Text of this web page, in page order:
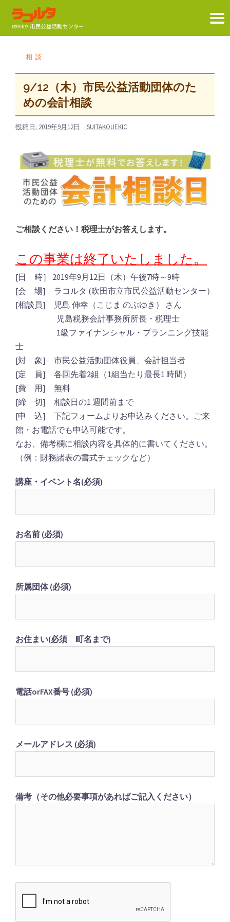
相談
9/12（木）市民公益活動団体のた
めの会計相談
投稿日: 2019年9月12日 SUITAKOUEKIC
ご相談ください！税理士がお答えします。
この事業は終了いたしました。
[日 時］ 2019年9月12日（木）午後7時～9時
[会 場] ラコルタ (吹田市立市民公益活動センター）
[相談員] 児島 伸幸（こじま のぶゆき） さん
児島税務会計事務所所長・税理士
1級ファイナンシャル・プランニング技能
士
[対 象] 市民公益活動団体役員、会計担当者
[定 員] 各回先着2組（1組当たり最長1 時間）
[費 用] 無料
[締 切] 相談日の1 週間前まで
[申 込] 下記フォームよりお申込みください。ご来
館・お電話でも申込可能です。
なお、備考欄に相談内容を具体的に書いてください。
（例：財務諸表の書式チェックなど）
講座・イベント名(必須)
お名前 (必須)
所属団体 (必須)
お住まい(必須 町名まで)
電話orFAX番号 (必須)
メールアドレス (必須)
備考（その他必要事項があればご記入ください）